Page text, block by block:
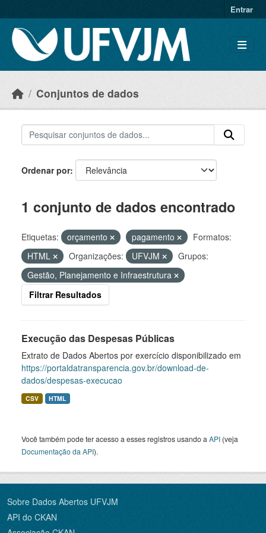
Entrar
Conjuntos de dados
Ordenar por
1 conjunto de dados encontrado
Etiquetas: orçamento pagamento
Formatos:
HTML
Organizações: UFVJM
Grupos:
Gestão, Planejamento e Infraestrutura
Filtrar Resultados
Execução das Despesas Públicas
Extrato de Dados Abertos por exercício disponibilizado em
https://portaldatransparencia.gov.br/download-de-
dados/despesas-execucao
CSV HTML
Você também pode ter acesso a esses registros usando a API (veja
Documentação da API).
Sobre Dados Abertos UFVJM
API do CKAN